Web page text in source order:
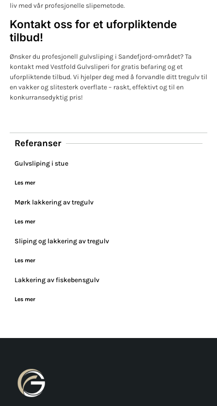
Referanser
Gulvsliping i stue
Les mer
Mørk lakkering av tregulv
Les mer
Sliping og lakkering av tregulv
Les mer
Lakkering av fiskebensgulv
Les mer
liv med vår profesjonelle slipemetode.
Kontakt oss for et uforpliktende
tilbud!
Ønsker du profesjonell gulvsliping i Sandefjord-området? Ta
kontakt med Vestfold Gulvsliperi for gratis befaring og et
uforpliktende tilbud. Vi hjelper deg med å forvandle ditt tregulv til
en vakker og slitesterk overflate – raskt, effektivt og til en
konkurransedyktig pris!